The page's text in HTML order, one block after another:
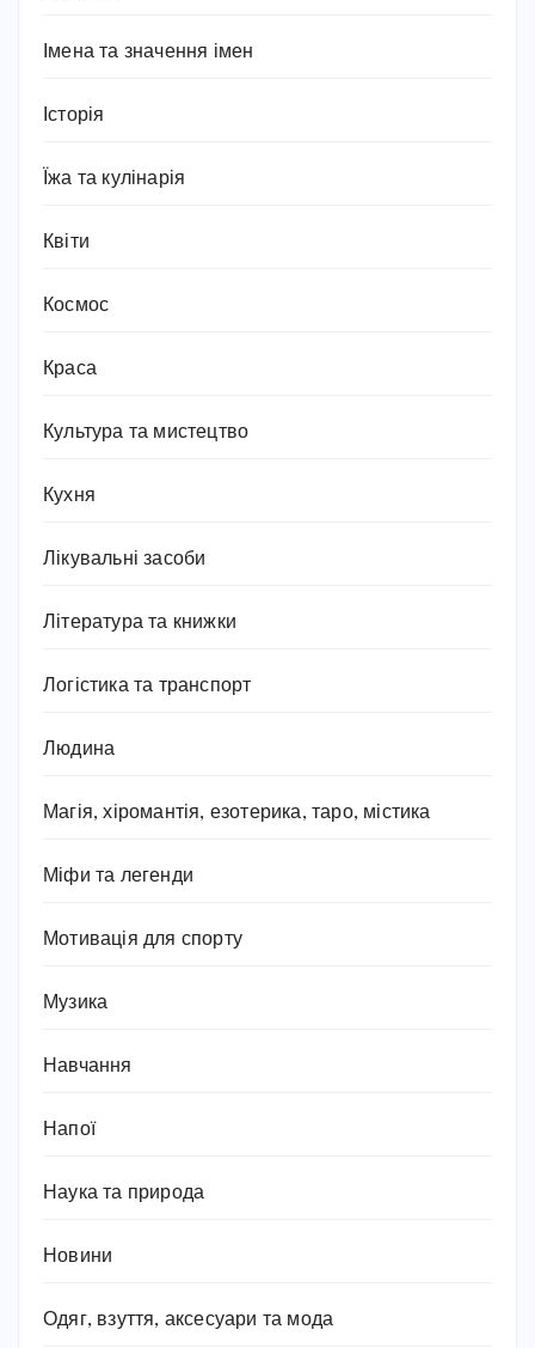
Імена та значення імен
Історія
Їжа та кулінарія
Квіти
Космос
Краса
Культура та мистецтво
Кухня
Лікувальні засоби
Література та книжки
Логістика та транспорт
Людина
Магія, хіромантія, езотерика, таро, містика
Міфи та легенди
Мотивація для спорту
Музика
Навчання
Напої
Наука та природа
Новини
Одяг, взуття, аксесуари та мода